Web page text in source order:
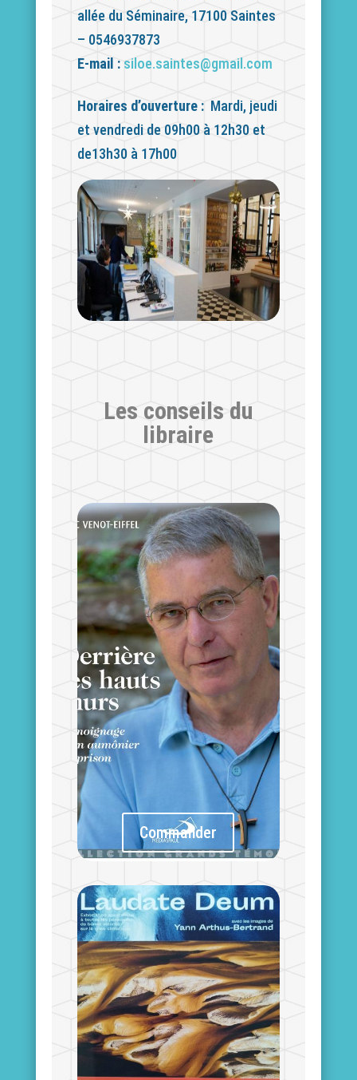
allée du Séminaire, 17100 Saintes
– 0546937873
E-mail : siloe.saintes@gmail.com
Horaires d’ouverture :Mardi, jeudi
et vendredi de 09h00 à 12h30 et
de13h30 à 17h00
Les conseils du
libraire
Commander